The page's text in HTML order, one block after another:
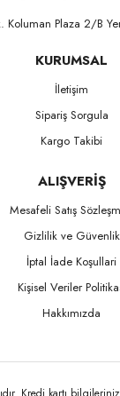
ㅤㅤㅤㅤㅤㅤㅤㅤㅤㅤㅤㅤㅤㅤㅤㅤㅤㅤㅤㅤㅤㅤㅤㅤㅤ
KURUMSAL
İletişim
Sipariş Sorgula
Kargo Takibi
ALIŞVERİŞ
Mesafeli Satış
Gizlilik ve Güvenlik
İptal İade Koşullari
Kişisel Veriler
Hakkımızda